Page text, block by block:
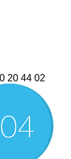
20 44 02